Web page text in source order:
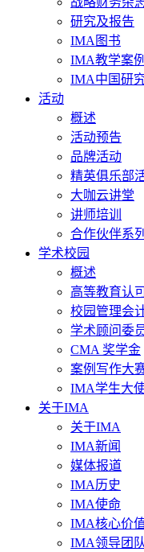
研究及报告
IMA图书
IMA教学案例
IMA中国研
活动
概述
活动预告
品牌活动
精英俱乐部
大咖云讲堂
讲师培训
合作伙伴系
学术校园
概述
高等教育认
校园管理会
学术顾问委
CMA 奖学金
案例写作大
IMA学生大
关于IMA
关于IMA
IMA新闻
媒体报道
IMA历史
IMA使命
IMA核心价
IMA领导团队